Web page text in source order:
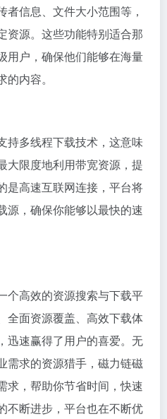
信息、文件大小范围等，
资源。这些功能特别适合那
用户，确保他们能够在海量
内容。
持多线程下载技术，这意味
大限度地利用带宽资源，提
是高速互联网连接，平台将
源，确保你能够以最快的速
个高效的资源搜索与下载平
全面资源覆盖、高效下载体
迅速赢得了用户的喜爱。无
需求的资源猎手，磁力链磁
求，帮助你节省时间，快速
不断进步，平台也在不断优